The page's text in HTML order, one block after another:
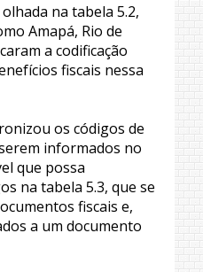
na tabela 5.2,
Amapá, Rio de
a codificação
fiscais nessa
os códigos de
informados no
que possa
na tabela 5.3, que se
fiscais e,
a um documento